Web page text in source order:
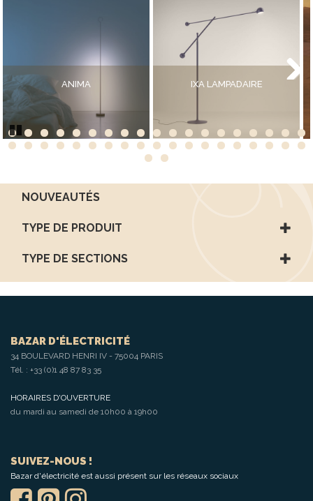
ANIMA
IXA LAMPADAIRE
Pause
NOUVEAUTÉS
TYPE DE PRODUIT
TYPE DE SECTIONS
BAZAR D'ÉLECTRICITÉ
34 BOULEVARD HENRI IV - 75004 PARIS
Tél. : +33 (0)1 48 87 83 35
HORAIRES D'OUVERTURE
du mardi au samedi de 10h00 à 19h00
SUIVEZ-NOUS !
Bazar d'électricité est aussi présent sur les réseaux sociaux